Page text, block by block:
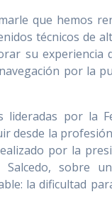
que hemos
técnicos de
su experiencia
por la
por la
desde la
por la
Salcedo, sobre
la dificultad